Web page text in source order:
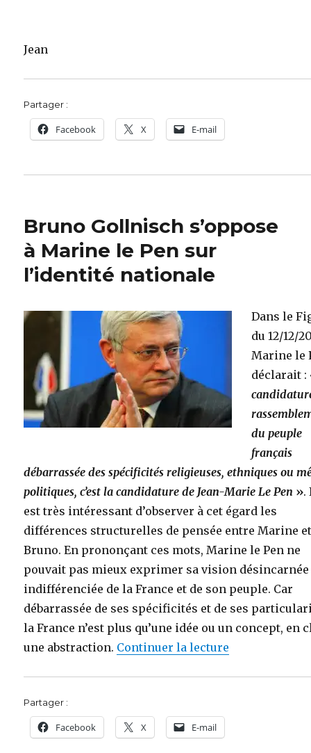
Jean
Partager :
Facebook X E-mail
Bruno Gollnisch s’oppose
à Marine le Pen sur
l’identité nationale
Dans le
du 12/12/
Marine le
déclarait
du peuple
français
débarrassée des spécificités religieuses, ethniques ou
politiques, c’est la candidature de Jean-Marie Le Pen ».
est très intéressant d’observer à cet égard les
différences structurelles de pensée entre Marine
Bruno. En prononçant ces mots, Marine le Pen ne
pouvait pas mieux exprimer sa vision désincarnée
indifférenciée de la France et de son peuple. Car
débarrassée de ses spécificités et de ses
la France n’est plus qu’une idée ou un concept, en
une abstraction. Continuer la lecture
Partager :
Facebook X E-mail